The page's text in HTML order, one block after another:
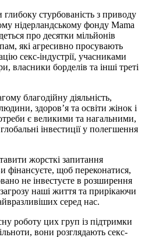
стурбованість з приводу
нідерландському фонду Mama
про десятки мільйонів
які агресивно просувають
секс-індустрії, учасниками
власники борделів та інші треті
благодійну діяльність,
здоров’я та освіти жінок і
є великими та нагальними,
інвестиції у полегшення
жорсткі запитання
фінансуєте, щоб переконатися,
не інвестуєте в розширення
загрозу наші життя та прирікаючи
серед нас.
роботу цих груп із підтримки
вони розглядають секс-